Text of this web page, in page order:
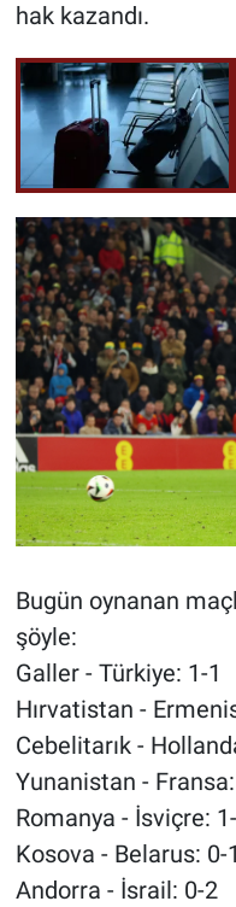
hak kazandı.
Bugün oynanan
şöyle:
Galler - Türkiye: 1-1
Hırvatistan -
Cebelitarık -
Yunanistan -
Romanya - İsviçre:
Kosova - Belarus: 0-1
Andorra - İsrail: 0-2